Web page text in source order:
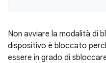
Non avviare la modalità di
dispositivo è bloccato
essere in grado di